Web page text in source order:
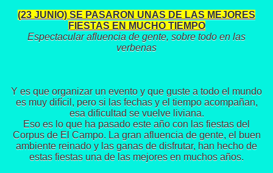
(23 JUNIO) SE PASARON UNAS DE LAS MEJORES
FIESTAS EN MUCHO TIEMPO
Espectacular afluencia de gente, sobre todo en las
verbenas
Y es que organizar un evento y que guste a todo el mundo
es muy difícil, pero si las fechas y el tiempo acompañan,
esa dificultad se vuelve liviana.
Eso es lo que ha pasado este año con las fiestas del
Corpus de El Campo. La gran afluencia de gente, el buen
ambiente reinado y las ganas de disfrutar, han hecho de
estas fiestas una de las mejores en muchos años.